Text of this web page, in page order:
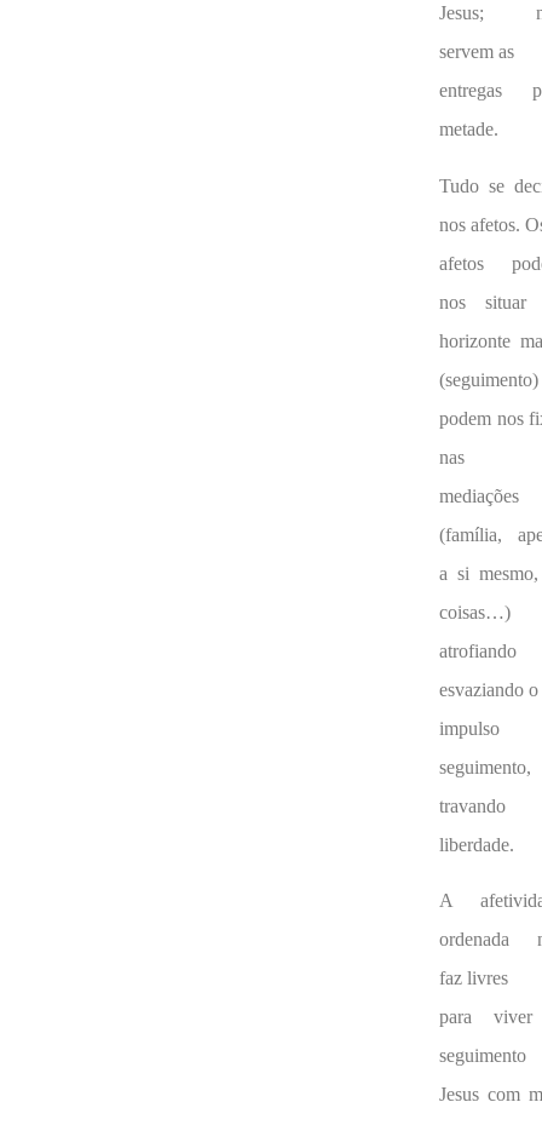
Jesus;
servem as
entregas
metade.
Tudo se
nos afetos.
afetos
nos situar
horizonte
podem nos
nas
mediações
(família,
a si
coisas…)
esvaziando o
impulso
seguimento,
liberdade.
A
ordenada
faz livres
para
seguimento
Jesus com